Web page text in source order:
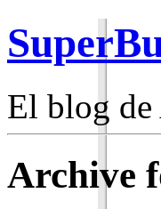
El blog de
Archive